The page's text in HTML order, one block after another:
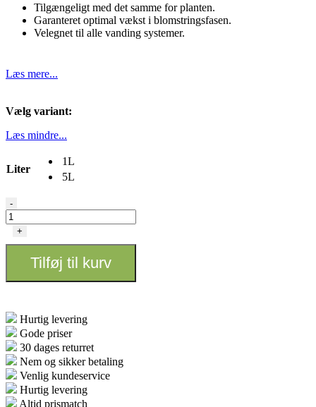
Tilgængeligt med det samme for planten.
Garanteret optimal vækst i blomstringsfasen.
Velegnet til alle vanding systemer.
Læs mere...
Vælg variant:
Læs mindre...
Liter
1L
5L
Terra
Bloom
-
-
+
Tilføj til kurv
Hurtig levering
Gode priser
30 dages returret
Nem og sikker betaling
Venlig kundeservice
Hurtig levering
Altid prismatch